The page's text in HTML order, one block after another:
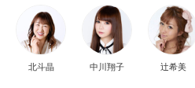
北斗晶 中川翔子 辻希美